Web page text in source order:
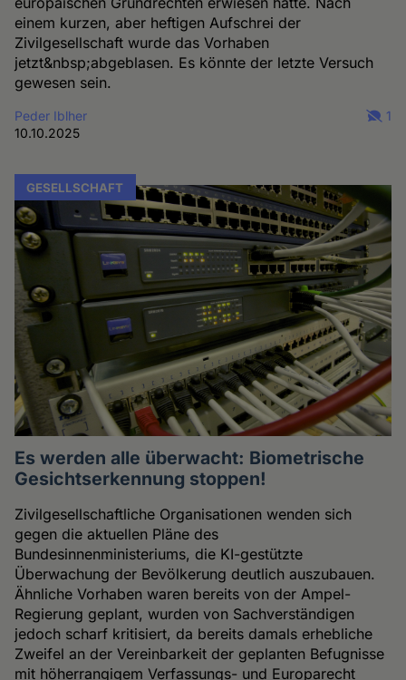
einem kurzen, aber heftigen Aufschrei der
Zivilgesellschaft wurde das Vorhaben
jetzt&nbsp;abgeblasen. Es könnte der letzte Versuch
gewesen sein.
Peder Iblher
10.10.2025
1
GESELLSCHAFT
Es werden alle überwacht: Biometrische
Gesichtserkennung stoppen!
Zivilgesellschaftliche Organisationen wenden sich
gegen die aktuellen Pläne des
Bundesinnenministeriums, die KI-gestützte
Überwachung der Bevölkerung deutlich auszubauen.
Ähnliche Vorhaben waren bereits von der Ampel-
Regierung geplant, wurden von Sachverständigen
jedoch scharf kritisiert, da bereits damals erhebliche
Zweifel an der Vereinbarkeit der geplanten Befugnisse
mit höherrangigem Verfassungs- und Europarecht